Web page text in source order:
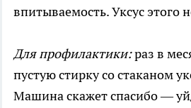
впитываемость. Уксус этого
Для профилактики:раз в
пустую стирку со стаканом
Машина скажет спасибо —